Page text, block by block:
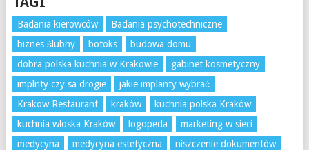
Badania kierowców
Badania psychotechniczne
biznes ślubny
botoks
budowa domu
dobra polska kuchnia w Krakowie
gabinet kosmetyczny
implnty czy sa drogie
jakie implanty wybrać
Krakow Restaurant
kraków
kuchnia polska Kraków
kuchnia włoska Kraków
logopeda
marketing w sieci
medycyna
medycyna estetyczna
niszczenie dokumentów